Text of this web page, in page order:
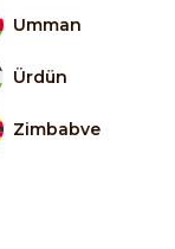
Umman
Ürdün
Zimbabve